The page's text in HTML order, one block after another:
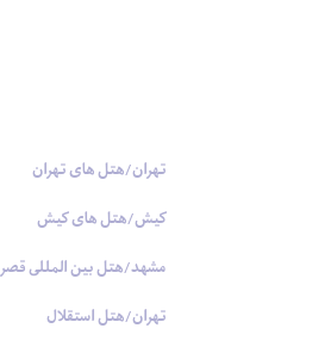
تهران/هتل های تهران
کیش/هتل های کیش
مشهد/هتل بین المللی قصر
تهران/هتل استقلال